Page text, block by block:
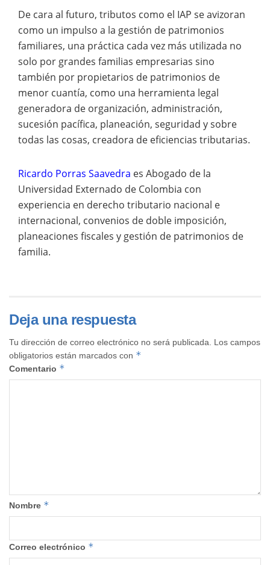
De cara al futuro, tributos como el IAP se avizoran
como un impulso a la gestión de patrimonios
familiares, una práctica cada vez más utilizada no
solo por grandes familias empresarias sino
también por propietarios de patrimonios de
menor cuantía, como una herramienta legal
generadora de organización, administración,
sucesión pacífica, planeación, seguridad y sobre
todas las cosas, creadora de eficiencias tributarias.
Ricardo Porras Saavedra es Abogado de la
Universidad Externado de Colombia con
experiencia en derecho tributario nacional e
internacional, convenios de doble imposición,
planeaciones fiscales y gestión de patrimonios de
familia.
Deja una respuesta
Tu dirección de correo electrónico no será publicada.
Los campos
obligatorios están marcados con *
Comentario *
Nombre *
Correo electrónico *